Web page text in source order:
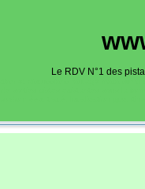
Le RDV N°1 des